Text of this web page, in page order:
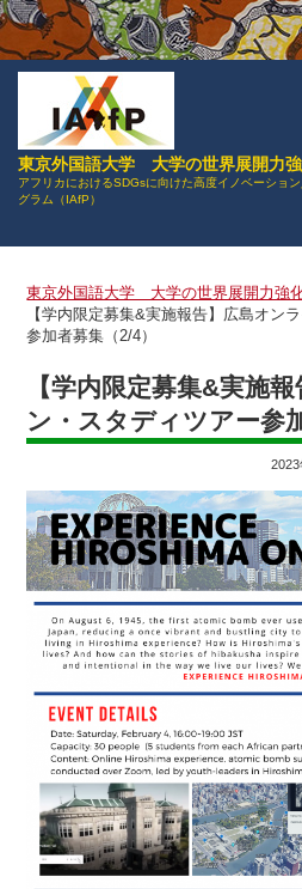
東京外国語大学 大学の世界展開力
アフリカにおけるSDGsに向けた高度イノベーショ
グラム（IAfP）
東京外国語大学 大学の世界展開力強
【学内限定募集&実施報告】広島オン
参加者募集（2/4）
【学内限定募集&実施
ン・スタディツアー参
2023